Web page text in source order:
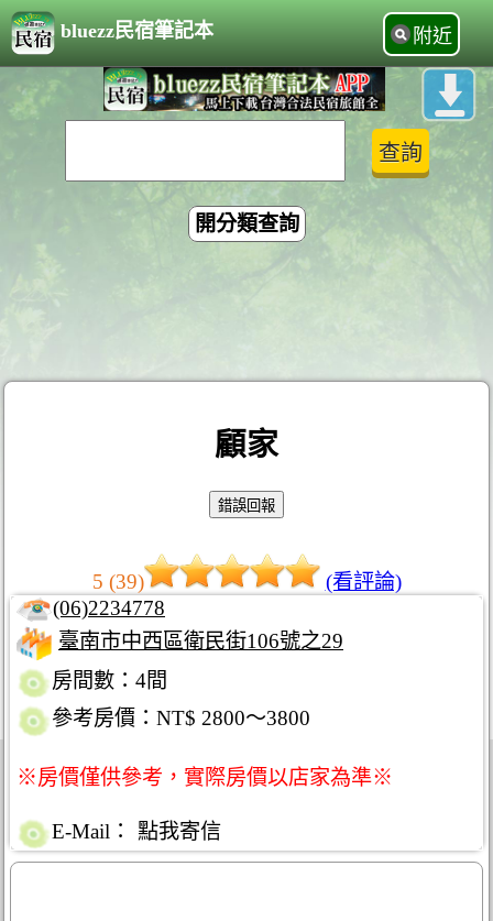
bluezz民宿筆記本 附近
開分類查詢
顧家
5 (39)
(看評論)
(06)2234778
臺南市中西區衛民街106號之29
房間數：4間
參考房價：NT$ 2800～3800
※房價僅供參考，實際房價以店家為準※
E-Mail： 點我寄信